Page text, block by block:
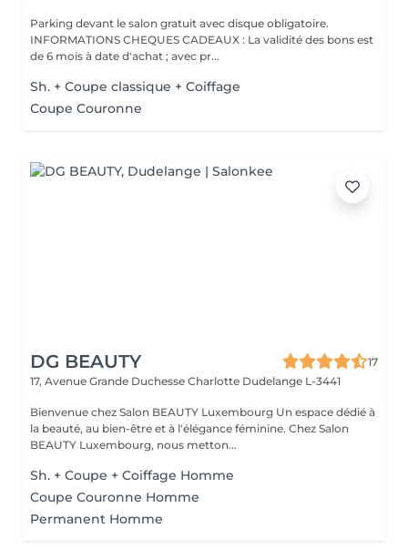
Parking devant le salon gratuit avec disque obligatoire.
INFORMATIONS CHEQUES CADEAUX : La validité des bons est
de 6 mois à date d'achat ; avec pr...
Sh. + Coupe classique + Coiffage
Coupe Couronne
DG BEAUTY
17
17, Avenue Grande Duchesse Charlotte Dudelange L-3441
Bienvenue chez Salon BEAUTY Luxembourg Un espace dédié à
la beauté, au bien-être et à l'élégance féminine. Chez Salon
BEAUTY Luxembourg, nous metton...
Sh. + Coupe + Coiffage Homme
Coupe Couronne Homme
Permanent Homme